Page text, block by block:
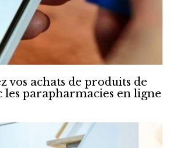
vos achats de produits de
les parapharmacies en ligne